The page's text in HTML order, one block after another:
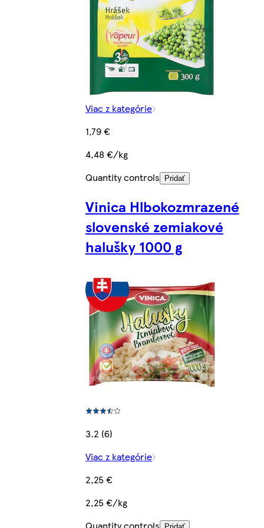
Viac z kategórie
1,79 €
4,48 €/kg
Quantity controls
Pridať
Vinica Hlbokozmrazené
slovenské zemiakové
halušky 1000 g
3.2 (6)
Viac z kategórie
2,25 €
2,25 €/kg
Quantity controls